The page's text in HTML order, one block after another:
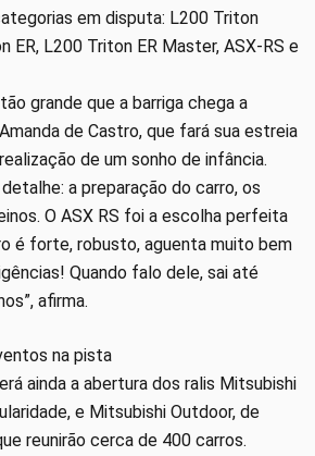
em disputa: L200 Triton
ER, L200 Triton ER Master, ASX-RS e
grande que a barriga chega a
de Castro, que fará sua estreia
de um sonho de infância.
a preparação do carro, os
O ASX RS foi a escolha perfeita
é forte, robusto, aguenta muito bem
Quando falo dele, sai até
afirma.
na pista
ainda a abertura dos ralis Mitsubishi
e Mitsubishi Outdoor, de
reunirão cerca de 400 carros.